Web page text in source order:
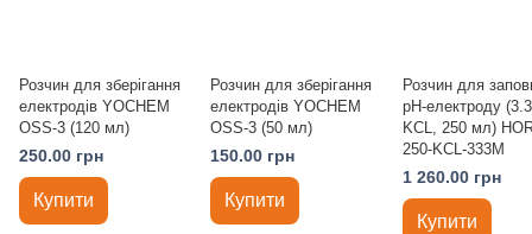
Розчин для зберігання
електродів YOCHEM
OSS-3 (120 мл)
250.00 грн
Купити
Розчин для зберігання
електродів YOCHEM
OSS-3 (50 мл)
150.00 грн
Купити
Розчин для
pH-електроду
KCL, 250 мл)
250-KCL-333M
1 260.00 грн
Купити